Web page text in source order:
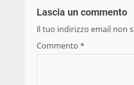
Lascia un commento
Il tuo indirizzo email non
Commento *